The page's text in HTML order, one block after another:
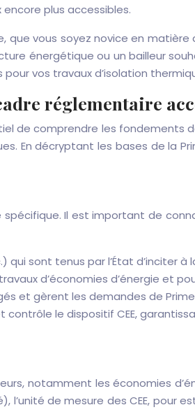
encore plus accessibles.
vous soyez novice en
énergétique ou un bailleur
vos travaux d’isolation
réglementaire
de comprendre les fondements
En décryptant les bases de la
spécifique. Il est important de
qui sont tenus par l’État d’inciter
d’économies d’énergie et
et gèrent les demandes de
contrôle le dispositif CEE,
notamment les économies
l’unité de mesure des CEE,